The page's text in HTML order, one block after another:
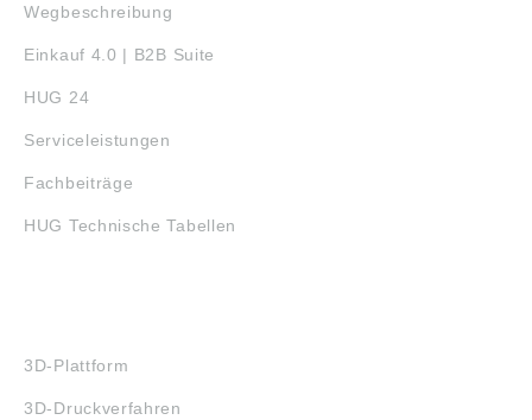
Wegbeschreibung
Einkauf 4.0 | B2B Suite
HUG 24
Serviceleistungen
Fachbeiträge
HUG Technische Tabellen
3D-Plattform
3D-Druckverfahren